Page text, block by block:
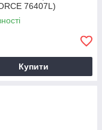
76407L)
Купити